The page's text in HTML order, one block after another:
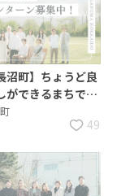
沼町】ちょうど良
ができるまちで、
ンを募集しま
49